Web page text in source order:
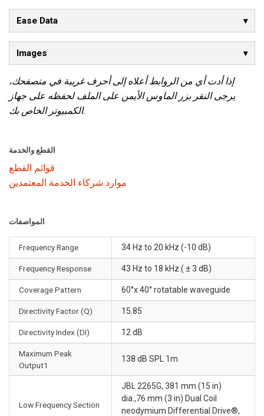
Ease Data
Images
إذا أدت أي من الروابط أعلاه إلى أحرف غريبة في متصفحك،
يرجى النقر بزر الماوس الأيمن على الملف لحفظه على جهاز
الكمبيوتر الخاص بك.
القطع والخدمة
قوائم القطع
موارد شركاء الخدمة المعتمدين
المواصفات
Frequency Range 34 Hz to 20 kHz (-10 dB)
Frequency Response 43 Hz to 18 kHz ( ± 3 dB)
Coverage Pattern 60°x 40° rotatable waveguide
Directivity Factor (Q) 15.85
Directivity Index (DI) 12 dB
Maximum Peak
Output1
138 dB SPL 1m
Low Frequency Section
JBL 2265G, 381 mm (15 in)
dia.,76 mm (3 in) Dual Coil
neodymium Differential Drive®,